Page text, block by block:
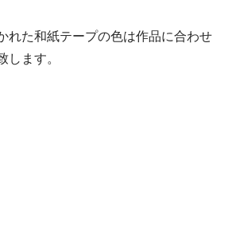
れた和紙テープの色は作品に合わせ
します。